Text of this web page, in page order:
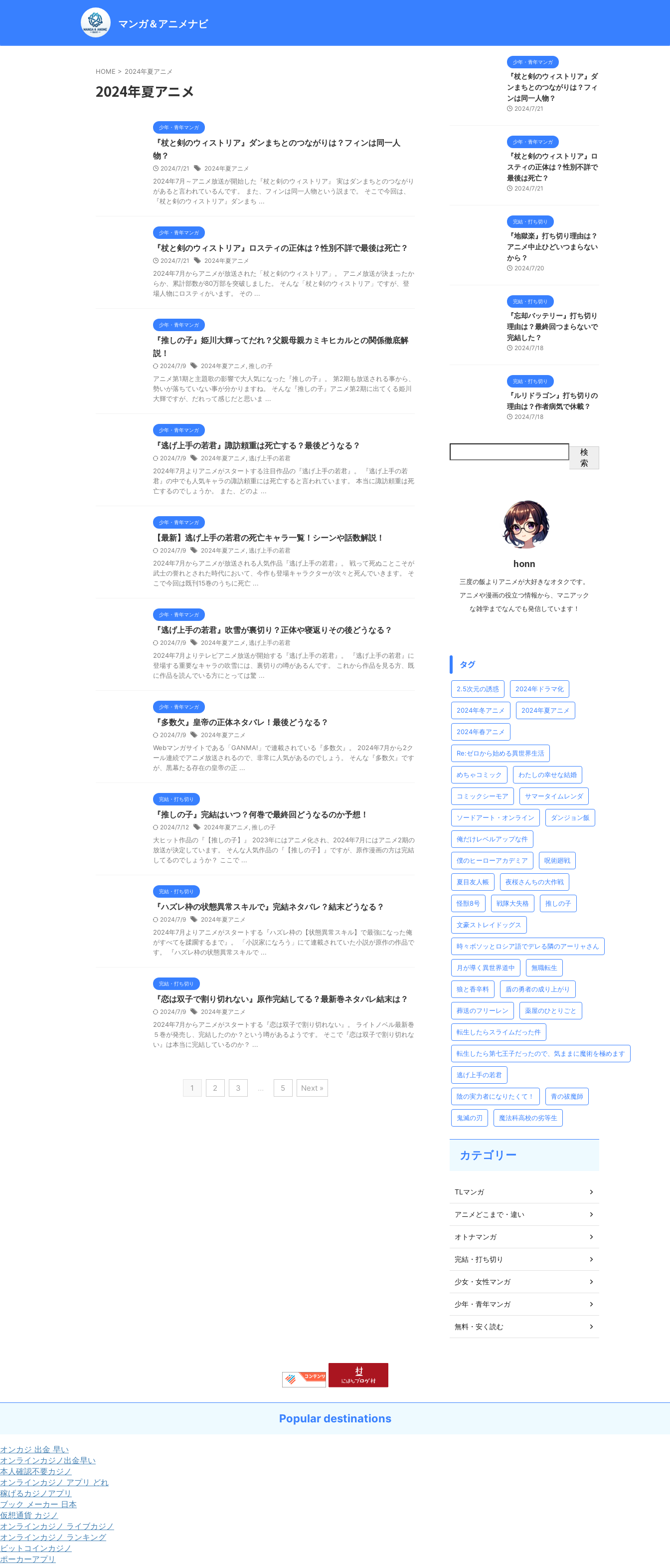
マンガ＆アニメナビ
HOME > 2024年夏アニメ
2024年夏アニメ
少年・青年マンガ
『杖と剣のウィストリア』ダンまちとのつながりは？フィンは同一人
物？
2024/7/21 2024年夏アニメ
2024年7月～アニメ放送が開始した『杖と剣のウィストリア』 実はダンまちとのつながり
があると言われているんです。 また、フィンは同一人物という説まで。 そこで今回は、
『杖と剣のウィストリア』ダンまち ...
少年・青年マンガ
『杖と剣のウィストリア』ロスティの正体は？性別不詳で最後は死亡？
2024/7/21 2024年夏アニメ
2024年7月からアニメが放送された「杖と剣のウィストリア」。 アニメ放送が決まったか
らか、累計部数が80万部を突破しました。 そんな「杖と剣のウィストリア」ですが、登
場人物にロスティがいます。 その ...
少年・青年マンガ
『推しの子』姫川大輝ってだれ？父親母親カミキヒカルとの関係徹底解
説！
2024/7/9 2024年夏アニメ , 推しの子
アニメ第1期と主題歌の影響で大人気になった『推しの子』。 第2期も放送される事から、
勢いが落ちていない事が分かりますね。 そんな『推しの子』アニメ第2期に出てくる姫川
大輝ですが、だれって感じだと思いま ...
少年・青年マンガ
『逃げ上手の若君』諏訪頼重は死亡する？最後どうなる？
2024/7/9 2024年夏アニメ , 逃げ上手の若君
2024年7月よりアニメがスタートする注目作品の『逃げ上手の若君』。 『逃げ上手の若
君』の中でも人気キャラの諏訪頼重には死亡すると言われています。 本当に諏訪頼重は死
亡するのでしょうか。 また、どのよ ...
少年・青年マンガ
【最新】逃げ上手の若君の死亡キャラ一覧！シーンや話数解説！
2024/7/9 2024年夏アニメ , 逃げ上手の若君
2024年7月からアニメが放送される人気作品『逃げ上手の若君』。 戦って死ぬことこそが
武士の誉れとされた時代において、今作も登場キャラクターが次々と死んでいきます。 そ
こで今回は既刊15巻のうちに死亡 ...
少年・青年マンガ
『逃げ上手の若君』吹雪が裏切り？正体や寝返りその後どうなる？
2024/7/9 2024年夏アニメ , 逃げ上手の若君
2024年7月よりテレビアニメ放送が開始する『逃げ上手の若君』。 『逃げ上手の若君』に
登場する重要なキャラの吹雪には、裏切りの噂があるんです。 これから作品を見る方、既
に作品を読んでいる方にとっては驚 ...
少年・青年マンガ
『多数欠』皇帝の正体ネタバレ！最後どうなる？
2024/7/9 2024年夏アニメ
Webマンガサイトである「GANMA!」で連載されている『多数欠』。 2024年7月から2ク
ール連続でアニメ放送されるので、非常に人気があるのでしょう。 そんな『多数欠』です
が、黒幕たる存在の皇帝の正 ...
完結・打ち切り
『推しの子』完結はいつ？何巻で最終回どうなるのか予想！
2024/7/12 2024年夏アニメ , 推しの子
大ヒット作品の『【推しの子】』 2023年にはアニメ化され、2024年7月にはアニメ2期の
放送が決定しています。 そんな人気作品の『【推しの子】』ですが、原作漫画の方は完結
してるのでしょうか？ ここで ...
完結・打ち切り
『ハズレ枠の状態異常スキルで』完結ネタバレ？結末どうなる？
2024/7/9 2024年夏アニメ
2024年7月よりアニメがスタートする『ハズレ枠の【状態異常スキル】で最強になった俺
がすべてを蹂躙するまで』。 「小説家になろう」にて連載されていた小説が原作の作品で
す。 『ハズレ枠の状態異常スキルで ...
完結・打ち切り
『恋は双子で割り切れない』原作完結してる？最新巻ネタバレ結末は？
2024/7/9 2024年夏アニメ
2024年7月からアニメがスタートする『恋は双子で割り切れない』。 ライトノベル最新巻
５巻が発売し、完結したのか？という噂があるようです。 そこで『恋は双子で割り切れな
い』は本当に完結しているのか？ ...
1 2 3 … 5 Next »
少年・青年マンガ
『杖と剣のウィストリア』ダ
ンまちとのつながりは？フィ
ンは同一人物？
2024/7/21
少年・青年マンガ
『杖と剣のウィストリア』ロ
スティの正体は？性別不詳で
最後は死亡？
2024/7/21
完結・打ち切り
『地獄楽』打ち切り理由は？
アニメ中止ひどいつまらない
から？
2024/7/20
完結・打ち切り
『忘却バッテリー』打ち切り
理由は？最終回つまらないで
完結した？
2024/7/18
完結・打ち切り
『ルリドラゴン』打ち切りの
理由は？作者病気で休載？
2024/7/18
検
索
honn
三度の飯よりアニメが大好きなオタクです。
アニメや漫画の役立つ情報から、マニアック
な雑学までなんでも発信しています！
タグ
2.5次元の誘惑 2024年ドラマ化
2024年冬アニメ 2024年夏アニメ
2024年春アニメ
Re:ゼロから始める異世界生活
めちゃコミック わたしの幸せな結婚
コミックシーモア サマータイムレンダ
ソードアート・オンライン ダンジョン飯
俺だけレベルアップな件
僕のヒーローアカデミア 呪術廻戦
夏目友人帳 夜桜さんちの大作戦
怪獣8号 戦隊大失格 推しの子
文豪ストレイドッグス
時々ボソッとロシア語でデレる隣のアーリャさん
月が導く異世界道中 無職転生
狼と香辛料 盾の勇者の成り上がり
葬送のフリーレン 薬屋のひとりごと
転生したらスライムだった件
転生したら第七王子だったので、気ままに魔術を極めます
逃げ上手の若君
陰の実力者になりたくて！ 青の祓魔師
鬼滅の刃 魔法科高校の劣等生
カテゴリー
TLマンガ
アニメどこまで・違い
オトナマンガ
完結・打ち切り
少女・女性マンガ
少年・青年マンガ
無料・安く読む
Popular destinations
オンカジ 出金 早い
オンラインカジノ出金早い
本人確認不要カジノ
オンラインカジノ アプリ どれ
稼げるカジノアプリ
ブック メーカー 日本
仮想通貨 カジノ
オンラインカジノ ライブカジノ
オンラインカジノ ランキング
ビットコインカジノ
ポーカーアプリ